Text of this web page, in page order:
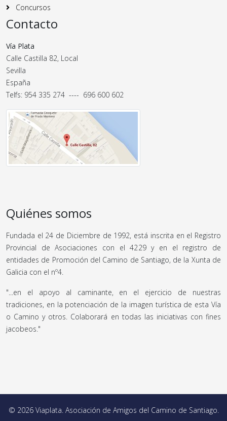
Concursos
Contacto
Vía Plata
Calle Castilla 82, Local
Sevilla
España
Telfs: 954 335 274 ---- 696 600 602
Quiénes somos
Fundada el 24 de Diciembre de 1992, está inscrita en el Registro
Provincial de Asociaciones con el 4229 y en el registro de
entidades de Promoción del Camino de Santiago, de la Xunta de
Galicia con el nº4.
"...en el apoyo al caminante, en el ejercicio de nuestras
tradiciones, en la potenciación de la imagen turística de esta Vía
o Camino y otros. Colaborará en todas las iniciativas con fines
jacobeos."
© 2026 Viaplata. Asociación de Amigos del Camino de Santiago.